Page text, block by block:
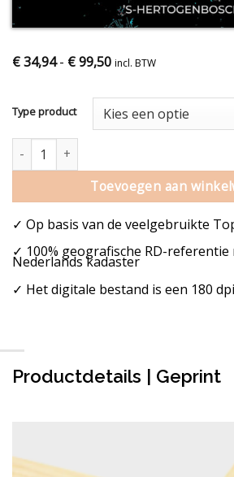
€34,94- €99,50 incl. BTW
Type product
Den Bosch stadskaart poster nacht aantal
Toevoegen aan
✓ Op basis van de veelgebruikte
✓ 100% geografische RD-referentie
Nederlands kadaster
✓ Het digitale bestand is een 180
Productdetails | Geprint